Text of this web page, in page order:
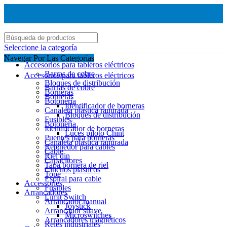
Seleccione la categoría
Accesorios para tableros eléctricos
Barras de cobre
Bloques de distribución
Borneras
Botonería
Canaleta plástica ranurada
Fusibles
Identificador de borneras
Puentes para borneras
Retenedor para cables
Riel din
Tapa bornera de riel
Tope
Accessories
Arrancadores
Arrancador manual
Arrancador suave
Arrancadores magnéticos
Navegar Por Las Categorías
Accesorios para tableros eléctricos
Barras de cobre
Borneras
Identificador de borneras
Bloques de distribución
Botonería
Luces piloto Chint
Canaleta plástica ranurada
Cable
Capacitores
Cinchos plasticos
Espiral para cable
Fusibles
Limit Switch
Joystick
Microswitches
Reles industriales